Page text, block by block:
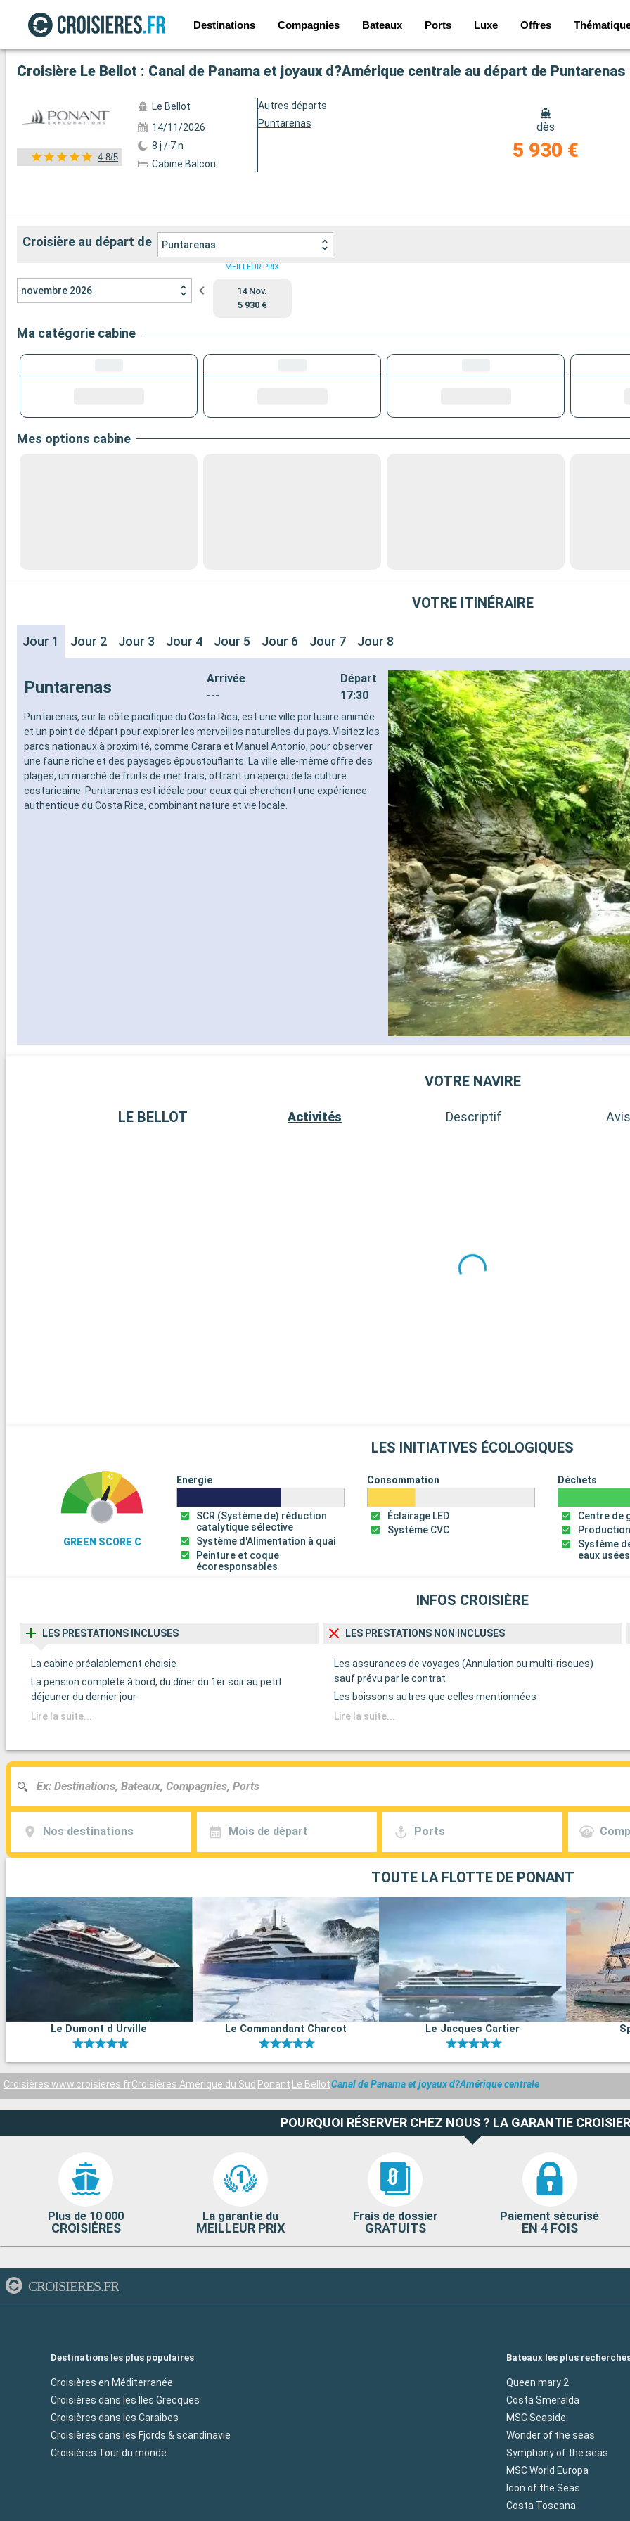
Destinations Compagnies Bateaux Ports Luxe Offres
Voir les 78 autres photos
Croisière Le Bellot : Canal de Panama et joyaux d?Amérique centrale au départ de Puntarenas
4.8/5
Le Bellot
14/11/2026
8 j / 7 n
Cabine Balcon
Autres départs
Puntarenas
dès
5 930 €
Croisière au départ de Puntarenas
novembre 2026
MEILLEUR PRIX
14 Nov.
5 930 €
Ma catégorie cabine
Mes options cabine
VOTRE ITINÉRAIRE
Jour 1 Jour 2 Jour 3 Jour 4 Jour 5 Jour 6 Jour 7 Jour 8
Puntarenas
Arrivée
---
Départ
17:30
Puntarenas, sur la côte pacifique du Costa Rica, est une ville portuaire animée
et un point de départ pour explorer les merveilles naturelles du pays. Visitez les
parcs nationaux à proximité, comme Carara et Manuel Antonio, pour observer
une faune riche et des paysages époustouflants. La ville elle-même offre des
plages, un marché de fruits de mer frais, offrant un aperçu de la culture
costaricaine. Puntarenas est idéale pour ceux qui cherchent une expérience
authentique du Costa Rica, combinant nature et vie locale.
VOTRE NAVIRE
LE BELLOT Activités Descriptif
LES INITIATIVES ÉCOLOGIQUES
GREEN SCORE C
Energie
SCR (Système de) réduction
catalytique sélective
Système d'Alimentation à quai
Peinture et coque
écoresponsables
Consommation
Éclairage LED
Système CVC
Déchets
Centre de
Système
eaux usées
INFOS CROISIÈRE
LES PRESTATIONS INCLUSES
La cabine préalablement choisie
La pension complète à bord, du dîner du 1er soir au petit
déjeuner du dernier jour
Lire la suite...
LES PRESTATIONS NON INCLUSES
Les assurances de voyages (Annulation ou multi-risques)
sauf prévu par le contrat
Les boissons autres que celles mentionnées
Lire la suite...
Nos destinations Mois de départ Ports
TOUTE LA FLOTTE DE PONANT
Le Dumont d Urville Le Commandant Charcot Le Jacques Cartier
Croisières www.croisieres.frCroisières Amérique du Sud Ponant Le BellotCanal de Panama et joyaux d?Amérique centrale
POURQUOI RÉSERVER CHEZ NOUS ? LA GARANTIE
Plus de 10 000
CROISIÈRES
La garantie du
MEILLEUR PRIX
Frais de dossier
GRATUITS
Paiement sécurisé
EN 4 FOIS
CROISIERES.FR
Destinations les plus populaires
Croisières en Méditerranée
Croisières dans les Iles Grecques
Croisières dans les Caraibes
Croisières dans les Fjords & scandinavie
Croisières Tour du monde
Bateaux les plus
Queen mary 2
Costa Smeralda
MSC Seaside
Wonder of the seas
Symphony of the seas
MSC World Europa
Icon of the Seas
Costa Toscana